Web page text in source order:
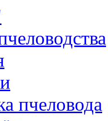
пчеловода